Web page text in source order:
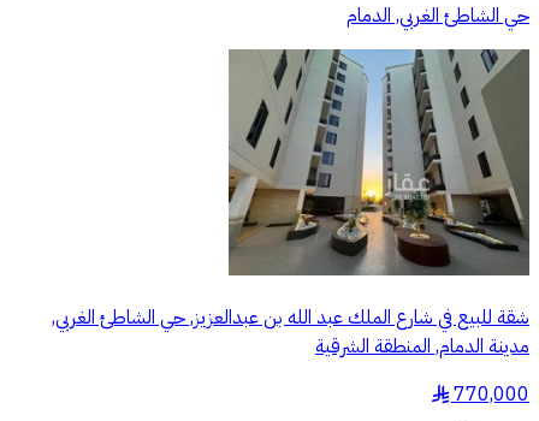
حي الشاطئ الغربي, الدمام
شقة للبيع في شارع الملك عبد الله بن عبدالعزيز, حي الشاطئ الغربي,
مدينة الدمام, المنطقة الشرقية
770,000
§